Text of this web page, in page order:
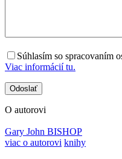
Súhlasím so spracovaním
Viac informácií tu.
O autorovi
Gary John BISHOP
viac o autorovi knihy